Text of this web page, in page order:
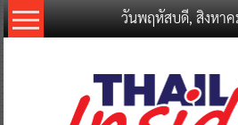
Skip
to
วันพฤหัสบดี, สิงหา